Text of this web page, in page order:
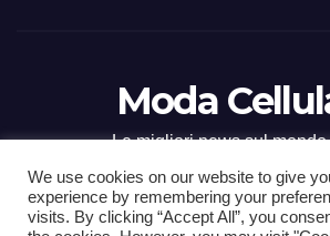
Moda
Le migliori news sul
We use cookies on our website to give
experience by remembering your
visits. By clicking “Accept All”, you